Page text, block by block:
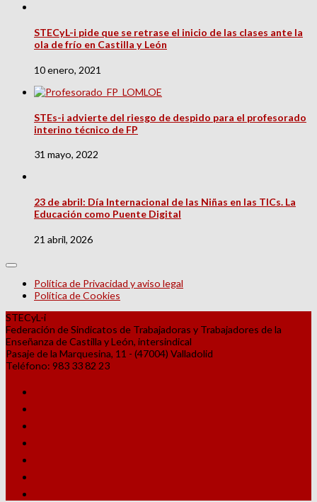
STECyL-i pide que se retrase el inicio de las clases ante la
ola de frío en Castilla y León
10 enero, 2021
STEs-i advierte del riesgo de despido para el profesorado
interino técnico de FP
31 mayo, 2022
23 de abril: Día Internacional de las Niñas en las TICs. La
Educación como Puente Digital
21 abril, 2026
Política de Privacidad y aviso legal
Política de Cookies
STECyL-i
Federación de Sindicatos de Trabajadoras y Trabajadores de la
Enseñanza de Castilla y León, intersindical
Pasaje de la Marquesina, 11 - (47004) Valladolid
Teléfono: 983 33 82 23